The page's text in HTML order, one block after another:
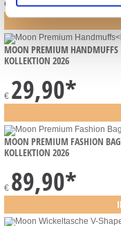
€
MOON PREMIUM HANDMUFFS
KOLLEKTION 2026
€ 29,90*
MOON PREMIUM FASHION
KOLLEKTION 2026
€ 89,90*